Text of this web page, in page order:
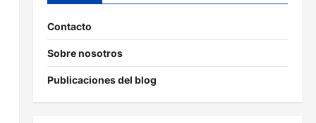
Contacto
Sobre nosotros
Publicaciones del blog